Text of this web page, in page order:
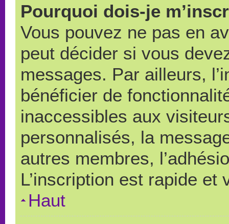
Pourquoi dois-je
Vous pouvez ne pas en
peut décider si vous
messages. Par ailleurs,
bénéficier de
inaccessibles aux
personnalisés, la
autres membres,
L’inscription est rapide et
Haut